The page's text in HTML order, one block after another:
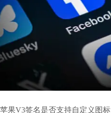
苹果V3签名是否支持自定义图标